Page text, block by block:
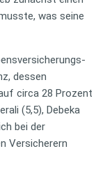
was seine
dessen
circa 28 Prozent
(5,5), Debeka
bei der
Versicherern